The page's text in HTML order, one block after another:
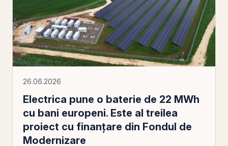
26.06.2026
Electrica pune o baterie de 22 MWh
cu bani europeni. Este al treilea
proiect cu finanțare din Fondul de
Modernizare